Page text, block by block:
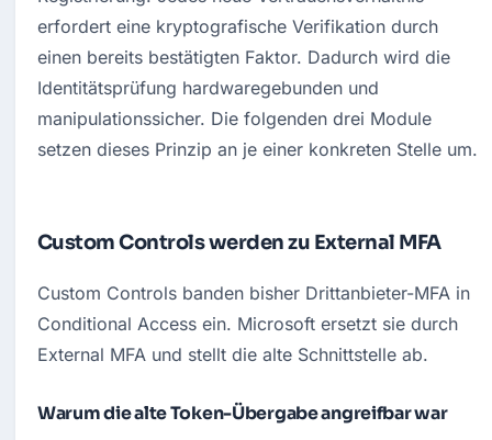
erfordert eine kryptografische Verifikation durch
einen bereits bestätigten Faktor. Dadurch wird die
Identitätsprüfung hardwaregebunden und
manipulationssicher. Die folgenden drei Module
setzen dieses Prinzip an je einer konkreten Stelle um.
Custom Controls werden zu External MFA
Custom Controls banden bisher Drittanbieter-MFA in
Conditional Access ein. Microsoft ersetzt sie durch
External MFA und stellt die alte Schnittstelle ab.
Warum die alte Token-Übergabe angreifbar war